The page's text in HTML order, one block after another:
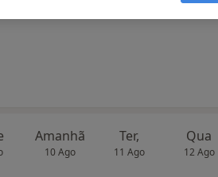
Amanhã
10 Ago
Ter,
11 Ago
Qua
12 Ago